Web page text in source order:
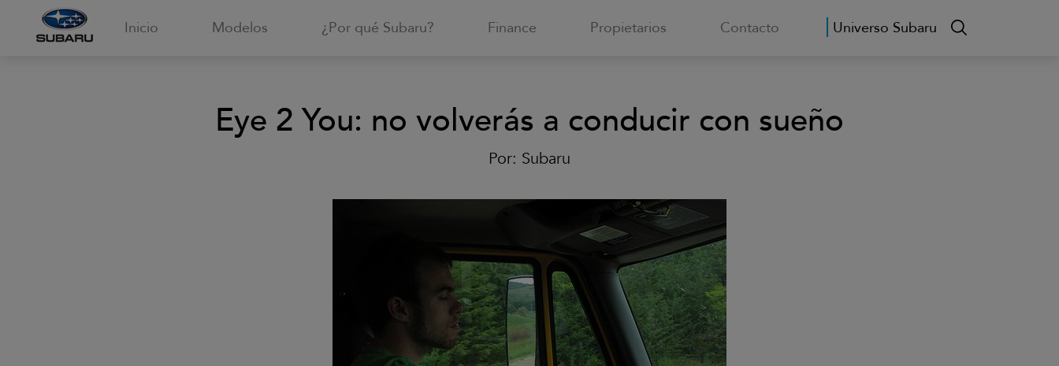
Inicio Modelos ¿Por qué Subaru? Finance Propietarios Contacto Universo Subaru
Eye 2 You: no volverás a conducir con sueño
Por: Subaru